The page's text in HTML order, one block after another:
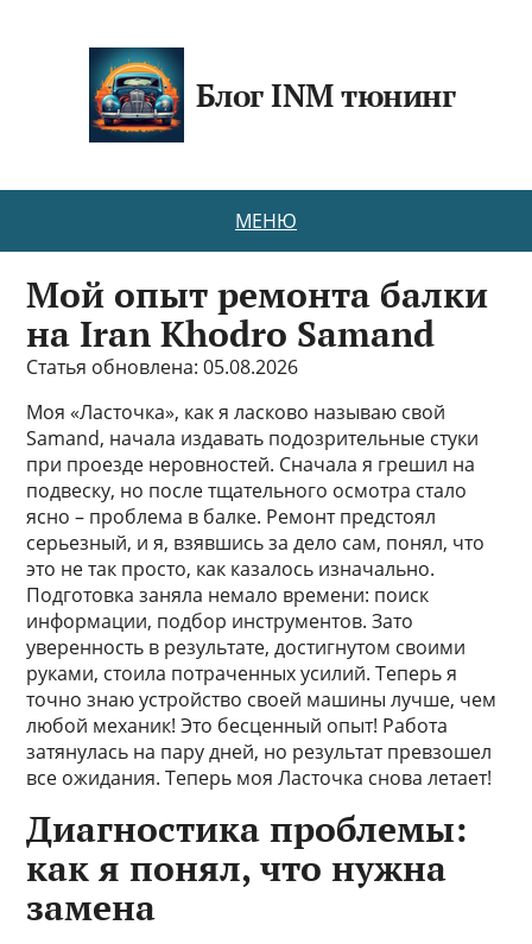
Блог INM тюнинг
МЕНЮ
Мой опыт ремонта балки
на Iran Khodro Samand
Статья обновлена: 05.08.2026
Моя «Ласточка», как я ласково называю свой
Samand, начала издавать подозрительные стуки
при проезде неровностей. Сначала я грешил на
подвеску, но после тщательного осмотра стало
ясно – проблема в балке. Ремонт предстоял
серьезный, и я, взявшись за дело сам, понял, что
это не так просто, как казалось изначально.
Подготовка заняла немало времени: поиск
информации, подбор инструментов. Зато
уверенность в результате, достигнутом своими
руками, стоила потраченных усилий. Теперь я
точно знаю устройство своей машины лучше, чем
любой механик! Это бесценный опыт! Работа
затянулась на пару дней, но результат превзошел
все ожидания. Теперь моя Ласточка снова летает!
Диагностика проблемы:
как я понял, что нужна
замена